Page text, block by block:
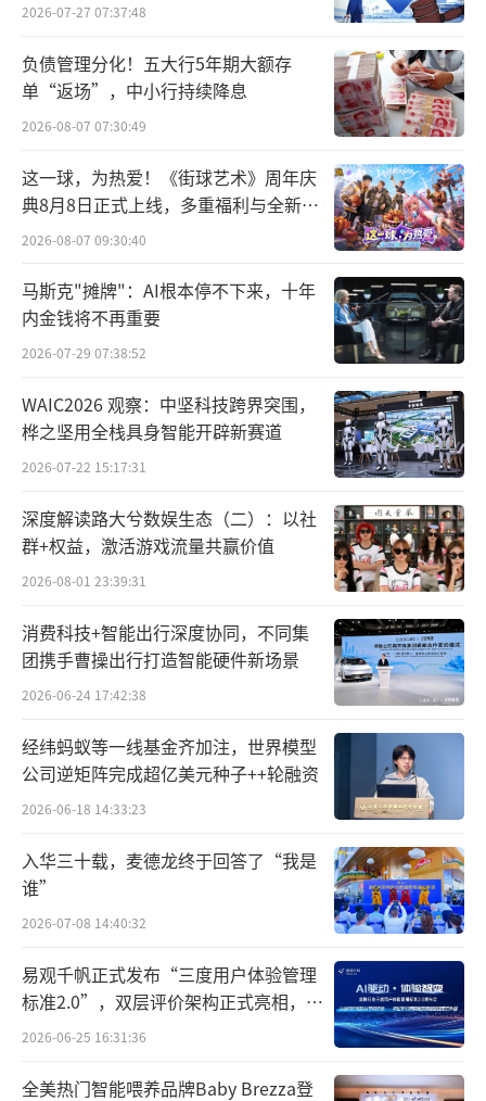
2026-07-27 07:37:48
负债管理分化！五大行5年期大额存
单“返场”，中小行持续降息
2026-08-07 07:30:49
这一球，为热爱！《街球艺术》周年庆
典8月8日正式上线，多重福利与全新内
容同步开启
2026-08-07 09:30:40
马斯克"摊牌"：AI根本停不下来，十年
内金钱将不再重要
2026-07-29 07:38:52
WAIC2026 观察：中坚科技跨界突围，
桦之坚用全栈具身智能开辟新赛道
2026-07-22 15:17:31
深度解读路大兮数娱生态（二）：以社
群+权益，激活游戏流量共赢价值
2026-08-01 23:39:31
消费科技+智能出行深度协同，不同集
团携手曹操出行打造智能硬件新场景
2026-06-24 17:42:38
经纬蚂蚁等一线基金齐加注，世界模型
公司逆矩阵完成超亿美元种子++轮融资
2026-06-18 14:33:23
入华三十载，麦德龙终于回答了“我是
谁”
2026-07-08 14:40:32
易观千帆正式发布“三度用户体验管理
标准2.0”，双层评价架构正式亮相，两
款专家智能体同步首发
2026-06-25 16:31:36
全美热门智能喂养品牌Baby Brezza登